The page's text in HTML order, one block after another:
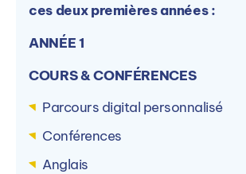
ces deux premières années :
ANNÉE 1
COURS & CONFÉRENCES
Parcours digital personnalisé
Conférences
Anglais